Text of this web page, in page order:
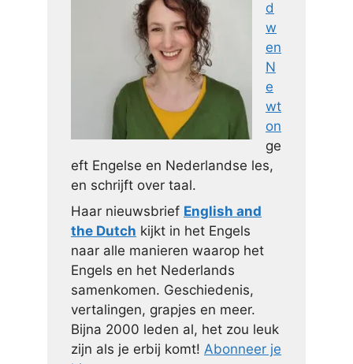
d
w
en
N
e
wt
on
ge
eft Engelse en Nederlandse les,
en schrijft over taal.
Haar nieuwsbrief English and
the Dutch kijkt in het Engels
naar alle manieren waarop het
Engels en het Nederlands
samenkomen. Geschiedenis,
vertalingen, grapjes en meer.
Bijna 2000 leden al, het zou leuk
zijn als je erbij komt! Abonneer je